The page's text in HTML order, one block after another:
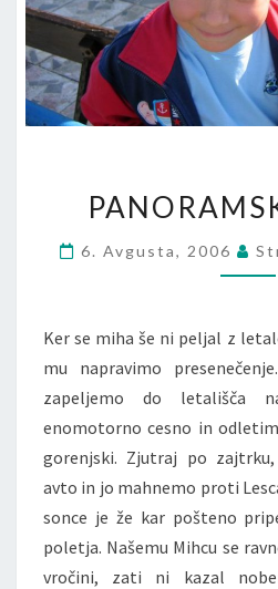
6. Avgusta, 2006
Ker se miha še ni peljal z
mu napravimo
zapeljemo do letališča
enomotorno cesno in
gorenjski. Zjutraj po
avto in jo mahnemo proti
sonce je že kar pošteno
poletja. Našemu Mihcu se
vročini, zati ni kazal